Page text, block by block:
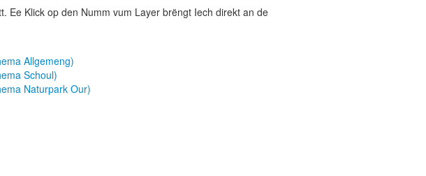
Ee Klick op den Numm vum Layer brëngt Iech direkt an de
Allgemeng)
Schoul)
Naturpark Our)